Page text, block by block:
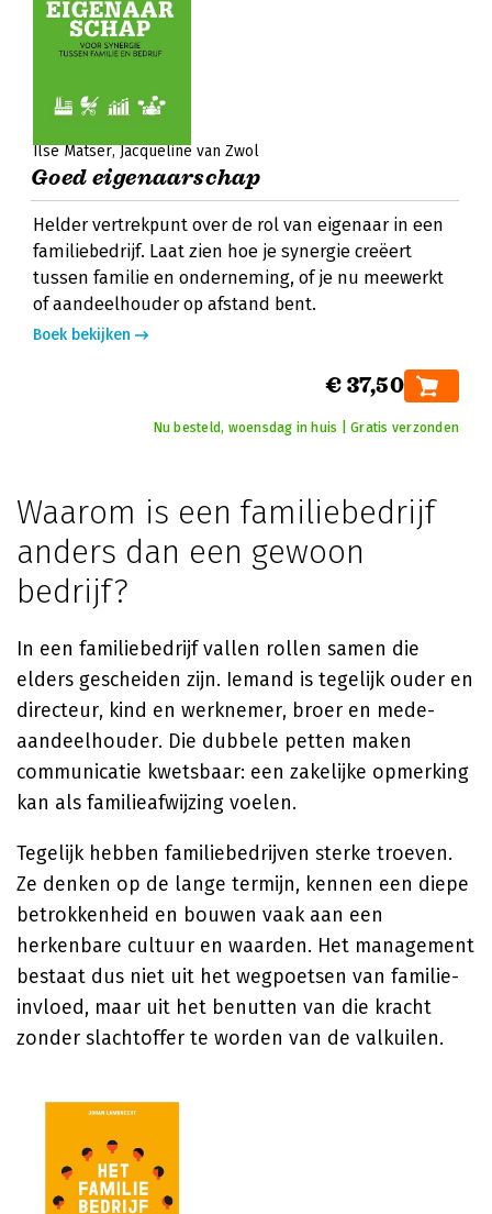
Ilse Matser Jacqueline van Zwol
Goed eigenaarschap
Helder vertrekpunt over de rol van eigenaar in een
familiebedrijf. Laat zien hoe je synergie creëert
tussen familie en onderneming, of je nu meewerkt
of aandeelhouder op afstand bent.
Boek bekijken
€ 37,50
Nu besteld, woensdag in huis | Gratis verzonden
Waarom is een familiebedrijf
anders dan een gewoon
bedrijf?
In een familiebedrijf vallen rollen samen die
elders gescheiden zijn. Iemand is tegelijk ouder en
directeur, kind en werknemer, broer en mede-
aandeelhouder. Die dubbele petten maken
communicatie kwetsbaar: een zakelijke opmerking
kan als familieafwijzing voelen.
Tegelijk hebben familiebedrijven sterke troeven.
Ze denken op de lange termijn, kennen een diepe
betrokkenheid en bouwen vaak aan een
herkenbare cultuur en waarden. Het management
bestaat dus niet uit het wegpoetsen van familie-
invloed, maar uit het benutten van die kracht
zonder slachtoffer te worden van de valkuilen.